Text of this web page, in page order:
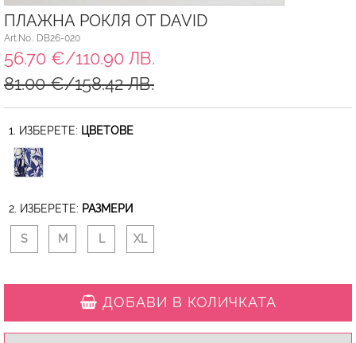
ПЛАЖНА РОКЛЯ ОТ DAVID
Art.No.: DB26-020
56.70 €/110.90 ЛВ.
81.00 €/158.42 ЛВ.
1. ИЗБЕРЕТЕ: ЦВЕТОВЕ
2. ИЗБЕРЕТЕ: РАЗМЕРИ
S M L XL
ДОБАВИ В КОЛИЧКАТА